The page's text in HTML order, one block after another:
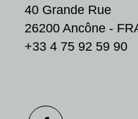
40 Grande Rue
26200 Ancône -
+33 4 75 92 59 90